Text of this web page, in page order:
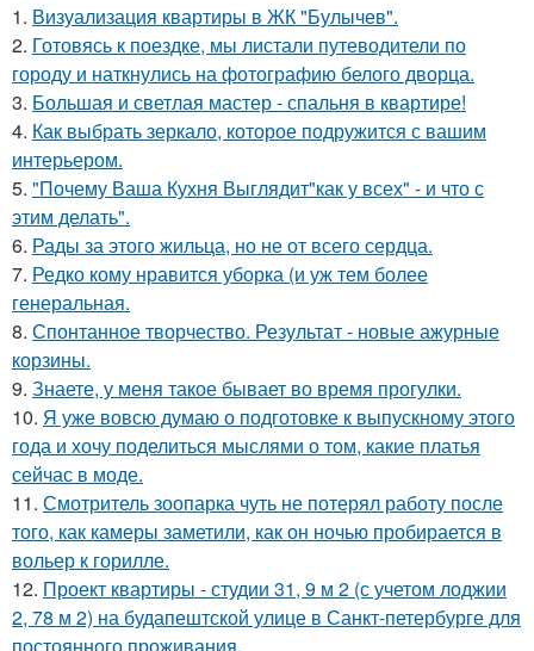
1. Визуализация квартиры в ЖК "Булычев".
2. Готовясь к поездке, мы листали путеводители по
городу и наткнулись на фотографию белого дворца.
3. Большая и светлая мастер - спальня в квартире!
4. Как выбрать зеркало, которое подружится с вашим
интерьером.
5. "Почему Ваша Кухня Выглядит"как у всех" - и что с
этим делать".
6. Рады за этого жильца, но не от всего сердца.
7. Редко кому нравится уборка (и уж тем более
генеральная.
8. Спонтанное творчество. Результат - новые ажурные
корзины.
9. Знаете, у меня такое бывает во время прогулки.
10. Я уже вовсю думаю о подготовке к выпускному этого
года и хочу поделиться мыслями о том, какие платья
сейчас в моде.
11. Смотритель зоопарка чуть не потерял работу после
того, как камеры заметили, как он ночью пробирается в
вольер к горилле.
12. Проект квартиры - студии 31, 9 м 2 (с учетом лоджии
2, 78 м 2) на будапештской улице в Санкт-петербурге для
постоянного проживания.